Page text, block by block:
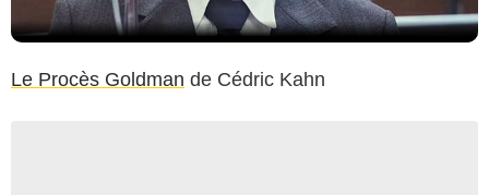
Le Procès Goldman de Cédric Kahn